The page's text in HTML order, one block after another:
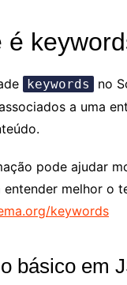
é
keywords
no
a uma
pode ajudar
entender melhor o
keywords
básico em